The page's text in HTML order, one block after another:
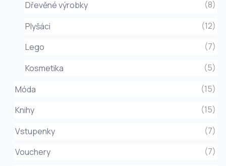
Dřevěné výrobky
(8)
Plyšáci
(12)
Lego
(7)
Kosmetika
(5)
Móda
(15)
Knihy
(15)
Vstupenky
(7)
Vouchery
(7)